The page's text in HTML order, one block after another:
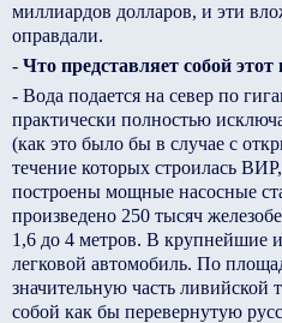
миллиардов долларов, и эти
оправдали.
- Что представляет собой
- Вода подается на север по
практически полностью
(как это было бы в случае с
течение которых строилась
построены мощные насосные
произведено 250 тысяч
1,6 до 4 метров. В крупнейшие
легковой автомобиль. По
значительную часть ливийской
собой как бы перевернутую